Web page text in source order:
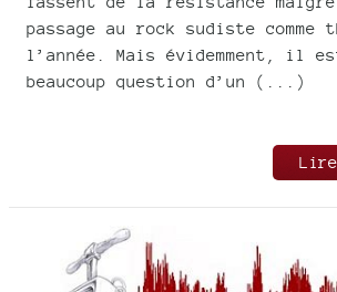
passage au rock sudiste comme
l’année. Mais évidemment, il
beaucoup question d’un (...)